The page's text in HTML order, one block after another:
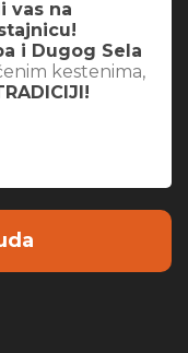
vas na
i Dugog Sela
kestenima,